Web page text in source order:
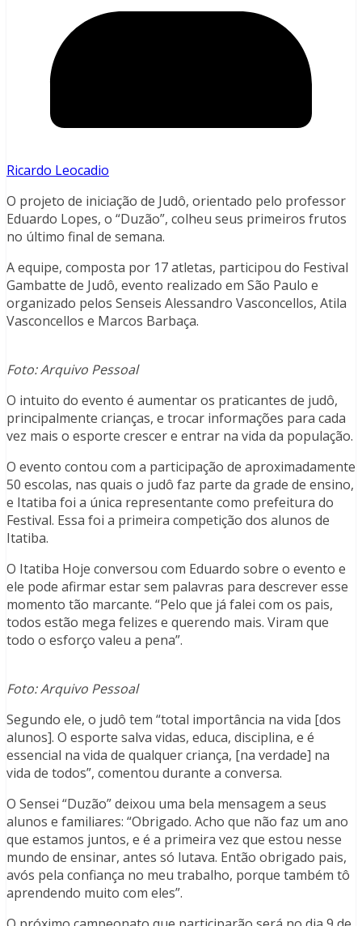
Ricardo Leocadio
O projeto de iniciação de Judô, orientado pelo professor
Eduardo Lopes, o “Duzão”, colheu seus primeiros frutos
no último final de semana.
A equipe, composta por 17 atletas, participou do Festival
Gambatte de Judô, evento realizado em São Paulo e
organizado pelos Senseis Alessandro Vasconcellos, Atila
Vasconcellos e Marcos Barbaça.
Foto: Arquivo Pessoal
O intuito do evento é aumentar os praticantes de judô,
principalmente crianças, e trocar informações para cada
vez mais o esporte crescer e entrar na vida da população.
O evento contou com a participação de aproximadamente
50 escolas, nas quais o judô faz parte da grade de ensino,
e Itatiba foi a única representante como prefeitura do
Festival. Essa foi a primeira competição dos alunos de
Itatiba.
O Itatiba Hoje conversou com Eduardo sobre o evento e
ele pode afirmar estar sem palavras para descrever esse
momento tão marcante. “Pelo que já falei com os pais,
todos estão mega felizes e querendo mais. Viram que
todo o esforço valeu a pena”.
Foto: Arquivo Pessoal
Segundo ele, o judô tem “total importância na vida [dos
alunos]. O esporte salva vidas, educa, disciplina, e é
essencial na vida de qualquer criança, [na verdade] na
vida de todos”, comentou durante a conversa.
O Sensei “Duzão” deixou uma bela mensagem a seus
alunos e familiares: “Obrigado. Acho que não faz um ano
que estamos juntos, e é a primeira vez que estou nesse
mundo de ensinar, antes só lutava. Então obrigado pais,
avós pela confiança no meu trabalho, porque também tô
aprendendo muito com eles”.